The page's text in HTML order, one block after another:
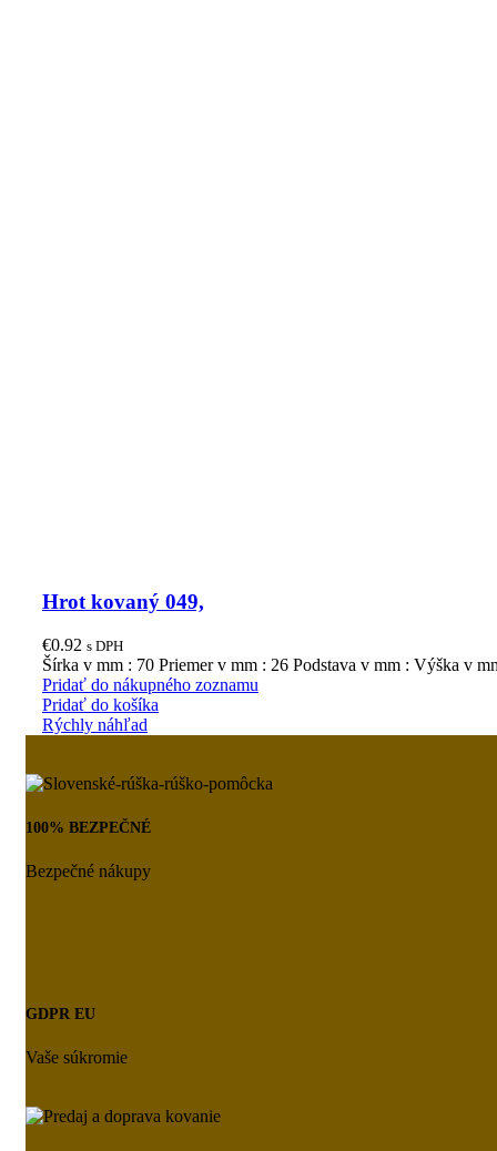
Hrot kovaný 049,
€0.92 s DPH
Šírka v mm : 70 Priemer v mm : 26 Podstava v mm : Výška v
Pridať do nákupného zoznamu
Pridať do košíka
Rýchly náhľad
100% BEZPEČNÉ
Bezpečné nákupy
GDPR EU
Vaše súkromie